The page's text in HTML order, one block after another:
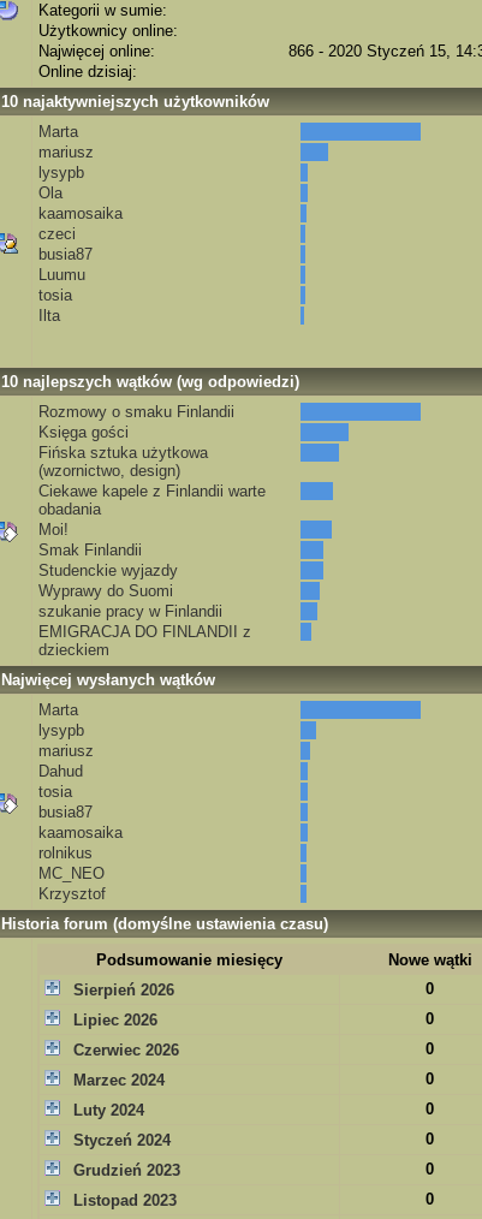
Kategorii w sumie:
Użytkownicy online:
Najwięcej online:
866 - 2020 Styczeń 15,
Online dzisiaj:
10 najaktywniejszych użytkowników
Marta
mariusz
lysypb
Ola
kaamosaika
czeci
busia87
Luumu
tosia
Ilta
10 najlepszych wątków (wg odpowiedzi)
Rozmowy o smaku Finlandii
Księga gości
Fińska sztuka użytkowa
(wzornictwo, design)
Ciekawe kapele z Finlandii warte
obadania
Moi!
Smak Finlandii
Studenckie wyjazdy
Wyprawy do Suomi
szukanie pracy w Finlandii
EMIGRACJA DO FINLANDII z
dzieckiem
Najwięcej wysłanych wątków
Marta
lysypb
mariusz
Dahud
tosia
busia87
kaamosaika
rolnikus
MC_NEO
Krzysztof
Historia forum (domyślne ustawienia czasu)
Podsumowanie miesięcy
Nowe wątki
Sierpień 2026
0
Lipiec 2026
0
Czerwiec 2026
0
Marzec 2024
0
Luty 2024
0
Styczeń 2024
0
Grudzień 2023
0
Listopad 2023
0